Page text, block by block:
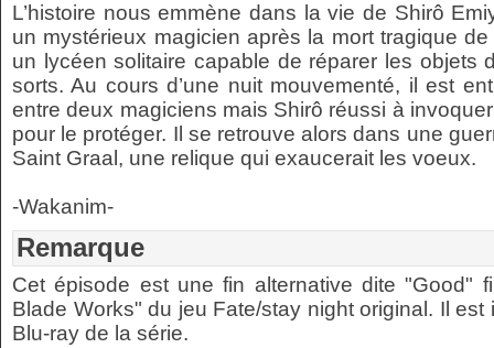
L’histoire nous emmène dans la vie de Shirô
un mystérieux magicien après la mort tragique
un lycéen solitaire capable de réparer les objets
sorts. Au cours d’une nuit mouvementé, il est
entre deux magiciens mais Shirô réussi à
pour le protéger. Il se retrouve alors dans une
Saint Graal, une relique qui exaucerait les voeux.
-Wakanim-
Remarque
Cet épisode est une fin alternative dite "Good"
Blade Works" du jeu Fate/stay night original. Il
Blu-ray de la série.